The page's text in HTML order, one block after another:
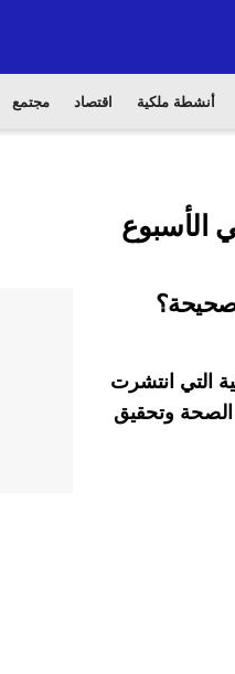
أنشطة ملكية اقتصاد مجتمع
الأسبوع
التي انتشرت
الصحة وتحقيق